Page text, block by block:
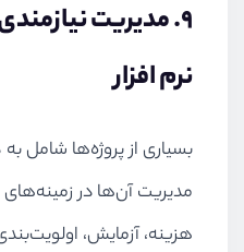
9. مدیریت
نرم افزار
بسیاری از پروژه‌ها شامل
مدیریت آن‌ها در
هزینه، آزمایش، اولویت